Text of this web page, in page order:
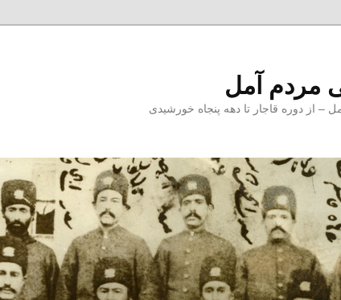
مردم آمل
از دوره قاجار تا دهه پنجاه خورشیدی